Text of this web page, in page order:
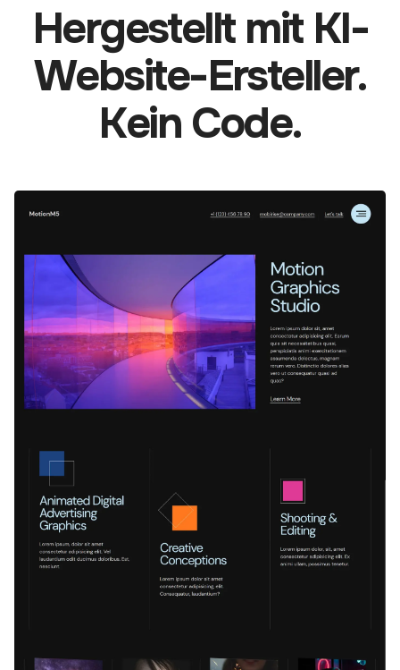
Hergestellt mit KI-
Website-Ersteller.
Kein Code.